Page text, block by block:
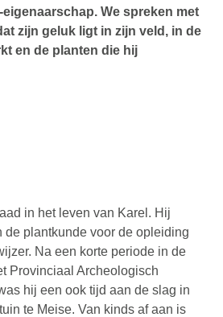
We spreken met
zijn geluk ligt in zijn veld, in de
en de planten die hij
in het leven van Karel. Hij
de plantkunde voor de opleiding
Na een korte periode in de
Provinciaal Archeologisch
hij een ook tijd aan de slag in
te Meise. Van kinds af aan is